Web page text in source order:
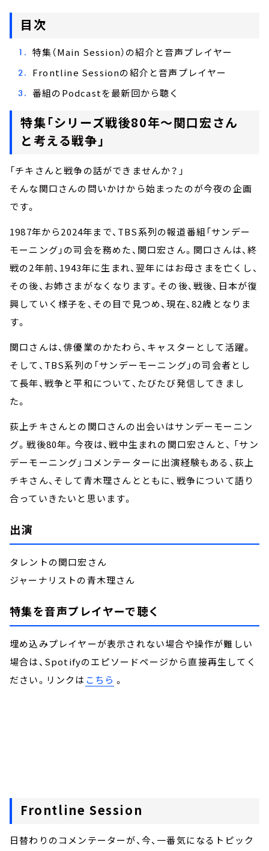
目次
特集（Main Session）の紹介と音声プレイヤー
Frontline Sessionの紹介と音声プレイヤー
番組のPodcastを最新回から聴く
特集「シリーズ戦後80年～関口宏さん
と考える戦争」
「チキさんと戦争の話ができませんか？」
そんな関口さんの問いかけから始まったのが今夜の企画
です。
1987年から2024年まで、TBS系列の報道番組「サンデー
モーニング」の司会を務めた、関口宏さん。関口さんは、終
戦の2年前、1943年に生まれ、翌年にはお母さまを亡くし、
その後、お姉さまがなくなります。その後、戦後、日本が復
興していく様子を、その目で見つめ、現在、82歳となりま
す。
関口さんは、俳優業のかたわら、キャスターとして活躍。
そして、TBS系列の「サンデーモーニング」の司会者とし
て長年、戦争と平和について、たびたび発信してきまし
た。
荻上チキさんとの関口さんの出会いはサンデーモーニン
グ。戦後80年。今夜は、戦中生まれの関口宏さんと、 「サン
デーモーニング」コメンテーターに出演経験もある、荻上
チキさん、そして青木理さんとともに、戦争について語り
合っていきたいと思います。
出演
タレントの関口宏さん
ジャーナリストの青木理さん
特集を音声プレイヤーで聴く
埋め込みプレイヤーが表示されない場合や操作が難しい
場合は、Spotifyのエピソードページから直接再生してく
ださい。リンクは こちら 。
Frontline Session
日替わりのコメンテーターが、今、一番気になるトピック